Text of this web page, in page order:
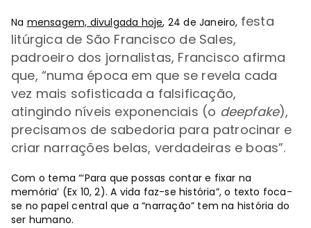
Na mensagem, divulgada hoje, 24 de Janeiro, festa
litúrgica de São Francisco de Sales,
padroeiro dos jornalistas, Francisco afirma
que, “numa época em que se revela cada
vez mais sofisticada a falsificação,
atingindo níveis exponenciais (o deepfake),
precisamos de sabedoria para patrocinar e
criar narrações belas, verdadeiras e boas”.
Com o tema “‘Para que possas contar e fixar na
memória’ (Ex 10, 2). A vida faz-se história”, o texto foca-
se no papel central que a “narração” tem na história do
ser humano.